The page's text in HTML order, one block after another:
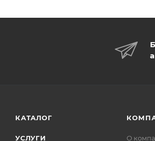
КАТАЛОГ
УСЛУГИ О